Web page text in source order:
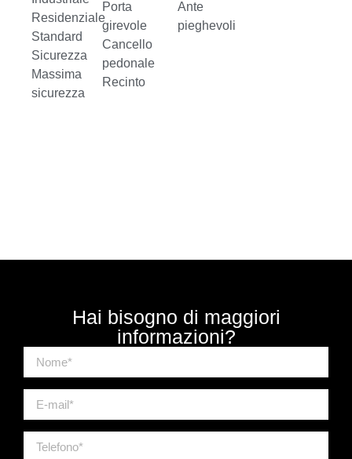
Residenziale
Standard
Sicurezza
Massima
sicurezza
Porta
girevole
Cancello
pedonale
Recinto
Ante
pieghevoli
Hai bisogno di maggiori
informazioni?